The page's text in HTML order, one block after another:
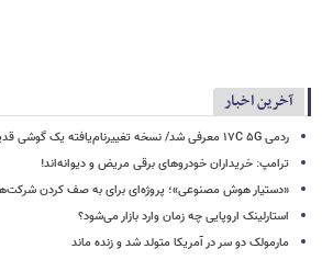
آخرین اخبار
ردمی ۱۷C ۵G معرفی شد/ نسخه تغییرنام‌یافته یک گوشی قدیمی‌تر شیائومی
ترامپ: خریداران خودروهای برقی مریض و دیوانه‌اند!
«دستیار هوش مصنوعی»؛ پروژه‌ای برای به صف کردن
استارلینک اروپایی چه زمان وارد بازار می‌شود؟
مارمولک دو سر در آمریکا متولد شد و زنده ماند